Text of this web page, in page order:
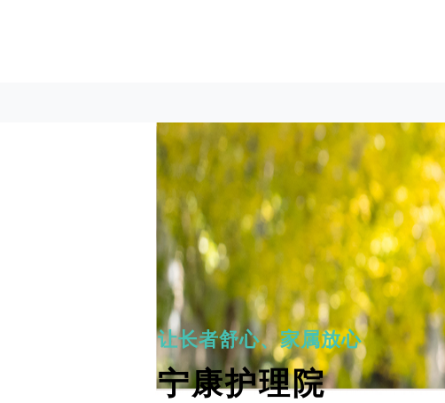
让长者舒心、家属放心
宁康护理院